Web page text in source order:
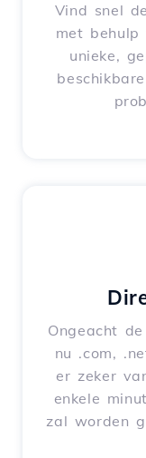
Vind snel
met behulp
unieke,
Ongeacht
nu .com,
er zeker
enkele
zal worden